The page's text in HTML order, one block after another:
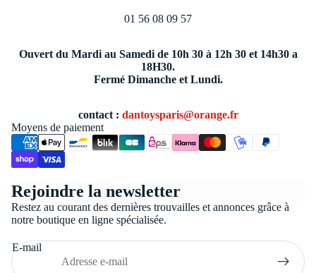
01 56 08 09 57
Ouvert du Mardi au Samedi de 10h 30 à 12h 30 et 14h30 a
18H30.
Fermé Dimanche et Lundi.
contact : dantoysparis@orange.fr
Moyens de paiement
Rejoindre la newsletter
Restez au courant des dernières trouvailles et annonces grâce à
notre boutique en ligne spécialisée.
E-mail
Conditions générales de vente
Coordonnées
Politique d’expédition